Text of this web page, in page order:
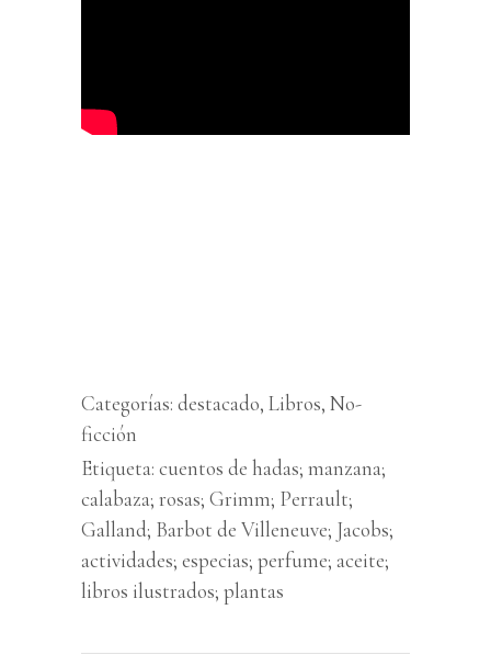
Categorías: destacado, Libros, No-
ficción
Etiqueta: cuentos de hadas; manzana;
calabaza; rosas; Grimm; Perrault;
Galland; Barbot de Villeneuve; Jacobs;
actividades; especias; perfume; aceite;
libros ilustrados; plantas